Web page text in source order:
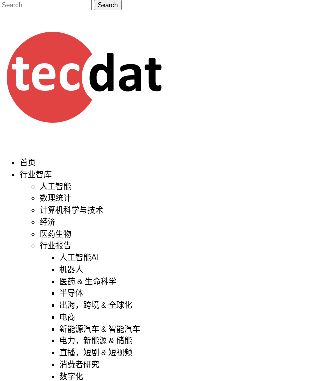
首页
行业智库
人工智能
数理统计
计算机科学与技术
经济
医药生物
行业报告
人工智能AI
机器人
医药 & 生命科学
半导体
出海，跨境 & 全球化
电商
新能源汽车 & 智能汽车
电力，新能源 & 储能
直播，短剧 & 短视频
消费者研究
数字化